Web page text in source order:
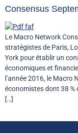
Consensus
Le Macro Network
stratégistes de Paris,
York pour établir un
économiques et
l’année 2016, le Macro
économistes dont 38 %
[…]